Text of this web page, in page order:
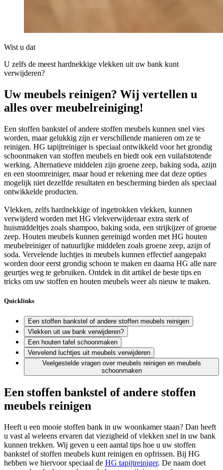
Wist u dat
U zelfs de meest hardnekkige vlekken uit uw bank kunt
verwijderen?
Uw meubels reinigen? Wij vertellen u
alles over meubelreiniging!
Een stoffen bankstel of andere stoffen meubels kunnen snel vies
worden, maar gelukkig zijn er verschillende manieren om ze te
reinigen. HG tapijtreiniger is speciaal ontwikkeld voor het grondig
schoonmaken van stoffen meubels en biedt ook een vuilafstotende
werking. Alternatieve middelen zijn groene zeep, baking soda, azijn
en een stoomreiniger, maar houd er rekening mee dat deze opties
mogelijk niet dezelfde resultaten en bescherming bieden als speciaal
ontwikkelde producten.
Vlekken, zelfs hardnekkige of ingetrokken vlekken, kunnen
verwijderd worden met HG vlekverwijderaar extra sterk of
huismiddeltjes zoals shampoo, baking soda, een strijkijzer of groene
zeep. Houten meubels kunnen gereinigd worden met HG houten
meubelreiniger of natuurlijke middelen zoals groene zeep, azijn of
soda. Vervelende luchtjes in meubels kunnen effectief aangepakt
worden door eerst grondig schoon te maken en daarna HG alle nare
geurtjes weg te gebruiken. Ontdek in dit artikel de beste tips en
tricks om uw stoffen en houten meubels weer als nieuw te maken.
Quicklinks
Een stoffen bankstel of andere stoffen meubels reinigen
Vlekken uit uw bank verwijderen?
Een houten tafel schoonmaken
Vervelend luchtjes uit meubels verwijderen
Veelgestelde vragen over meubels reinigen en meubels
schoonmaken
Een stoffen bankstel of andere stoffen
meubels reinigen
Heeft u een mooie stoffen bank in uw woonkamer staan? Dan heeft
u vast al weleens ervaren dat viezigheid of vlekken snel in uw bank
kunnen trekken. Wij geven u een aantal tips hoe u uw stoffen
bankstel of stoffen meubels kunt reinigen en opfrissen. Bij HG
hebben we hiervoor speciaal de HG tapijtreiniger. De naam doet